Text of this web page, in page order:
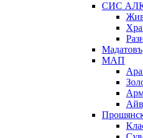
СИС
Мадатовъ
МАП